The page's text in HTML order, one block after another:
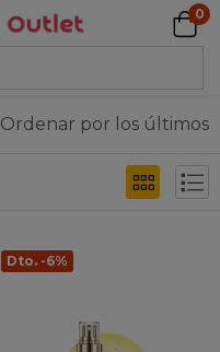
0
Ordenar por los últimos
Dto. -6%